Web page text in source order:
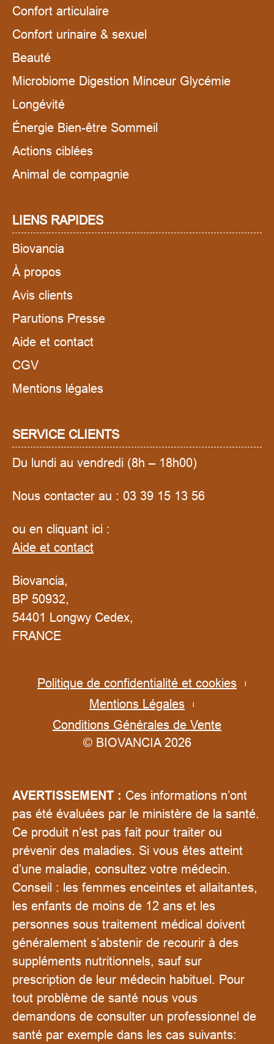
Confort articulaire
Confort urinaire & sexuel
Beauté
Microbiome Digestion Minceur Glycémie
Longévité
Énergie Bien-être Sommeil
Actions ciblées
Animal de compagnie
LIENS RAPIDES
Biovancia
À propos
Avis clients
Parutions Presse
Aide et contact
CGV
Mentions légales
SERVICE CLIENTS
Du lundi au vendredi (8h – 18h00)
Nous contacter au : 03 39 15 13 56
ou en cliquant ici :
Aide et contact
Biovancia,
BP 50932,
54401 Longwy Cedex,
FRANCE
Politique de confidentialité et cookies
Mentions Légales
Conditions Générales de Vente
© BIOVANCIA 2026
AVERTISSEMENT : Ces informations n’ont
pas été évaluées par le ministère de la santé.
Ce produit n’est pas fait pour traiter ou
prévenir des maladies. Si vous êtes atteint
d’une maladie, consultez votre médecin.
Conseil : les femmes enceintes et allaitantes,
les enfants de moins de 12 ans et les
personnes sous traitement médical doivent
généralement s’abstenir de recourir à des
suppléments nutritionnels, sauf sur
prescription de leur médecin habituel. Pour
tout problème de santé nous vous
demandons de consulter un professionnel de
santé par exemple dans les cas suivants: